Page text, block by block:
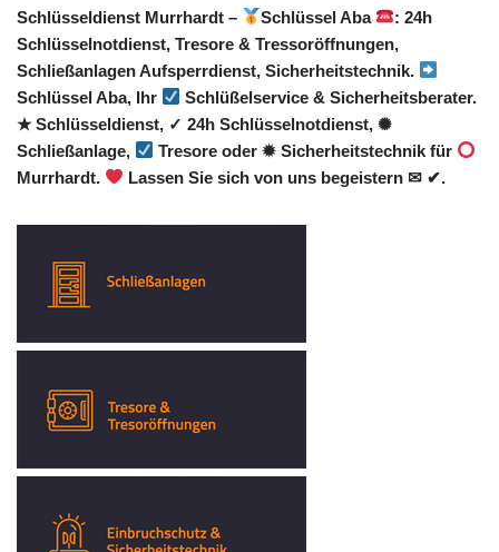
Schlüsseldienst Murrhardt – Schlüssel Aba
: 24h
Schlüsselnotdienst, Tresore & Tressoröffnungen,
Schließanlagen Aufsperrdienst, Sicherheitstechnik.
Schlüssel Aba, Ihr
Schlüßelservice & Sicherheitsberater.
★ Schlüsseldienst, ✓ 24h Schlüsselnotdienst, ✺
Schließanlage,
Tresore oder ✹ Sicherheitstechnik für
Murrhardt.
Lassen Sie sich von uns begeistern ✉ ✔.